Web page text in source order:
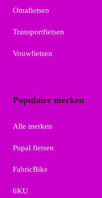
Omafietsen
Transportfietsen
Vouwfietsen
Populaire merken
Alle merken
Popal fietsen
FabricBike
6KU